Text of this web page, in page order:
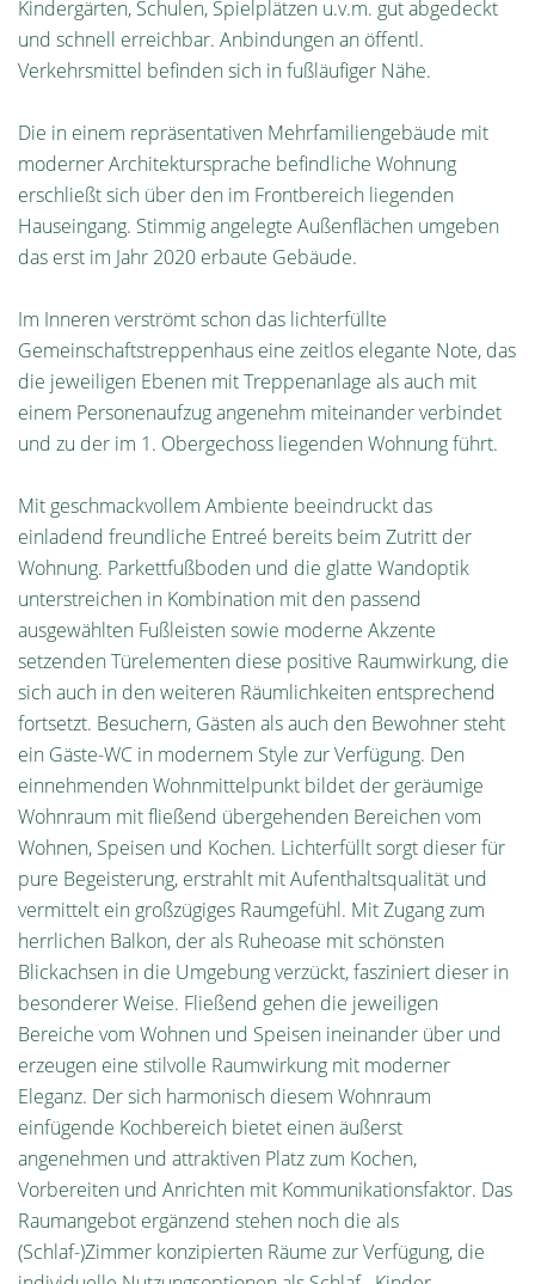
Kindergärten, Schulen, Spielplätzen u.v.m. gut abgedeckt
und schnell erreichbar. Anbindungen an öffentl.
Verkehrsmittel befinden sich in fußläufiger Nähe.
Die in einem repräsentativen Mehrfamiliengebäude mit
moderner Architektursprache befindliche Wohnung
erschließt sich über den im Frontbereich liegenden
Hauseingang. Stimmig angelegte Außenflächen umgeben
das erst im Jahr 2020 erbaute Gebäude.
Im Inneren verströmt schon das lichterfüllte
Gemeinschaftstreppenhaus eine zeitlos elegante Note, das
die jeweiligen Ebenen mit Treppenanlage als auch mit
einem Personenaufzug angenehm miteinander verbindet
und zu der im 1. Obergechoss liegenden Wohnung führt.
Mit geschmackvollem Ambiente beeindruckt das
einladend freundliche Entreé bereits beim Zutritt der
Wohnung. Parkettfußboden und die glatte Wandoptik
unterstreichen in Kombination mit den passend
ausgewählten Fußleisten sowie moderne Akzente
setzenden Türelementen diese positive Raumwirkung, die
sich auch in den weiteren Räumlichkeiten entsprechend
fortsetzt. Besuchern, Gästen als auch den Bewohner steht
ein Gäste-WC in modernem Style zur Verfügung. Den
einnehmenden Wohnmittelpunkt bildet der geräumige
Wohnraum mit fließend übergehenden Bereichen vom
Wohnen, Speisen und Kochen. Lichterfüllt sorgt dieser für
pure Begeisterung, erstrahlt mit Aufenthaltsqualität und
vermittelt ein großzügiges Raumgefühl. Mit Zugang zum
herrlichen Balkon, der als Ruheoase mit schönsten
Blickachsen in die Umgebung verzückt, fasziniert dieser in
besonderer Weise. Fließend gehen die jeweiligen
Bereiche vom Wohnen und Speisen ineinander über und
erzeugen eine stilvolle Raumwirkung mit moderner
Eleganz. Der sich harmonisch diesem Wohnraum
einfügende Kochbereich bietet einen äußerst
angenehmen und attraktiven Platz zum Kochen,
Vorbereiten und Anrichten mit Kommunikationsfaktor. Das
Raumangebot ergänzend stehen noch die als
(Schlaf-)Zimmer konzipierten Räume zur Verfügung, die